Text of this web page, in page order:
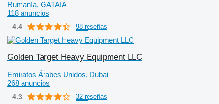
Rumanía, GATAIA
118 anuncios
4.4 98 reseñas
Golden Target Heavy Equipment LLC
Emiratos Árabes Unidos, Dubai
268 anuncios
4.3 32 reseñas